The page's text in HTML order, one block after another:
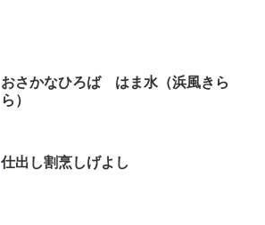
おさかなひろば はま水（浜風きら
ら）
仕出し割烹しげよし